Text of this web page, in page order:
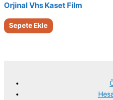
Orjinal Vhs Kaset Film
Sepete Ekle